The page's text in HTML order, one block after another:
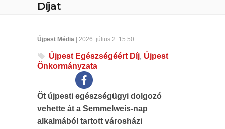
Díjat
Újpest Média | 2026. július 2. 15:50
Újpest Egészségéért Díj, Újpest
Önkormányzata
Öt újpesti egészségügyi dolgozó
vehette át a Semmelweis-nap
alkalmából tartott városházi